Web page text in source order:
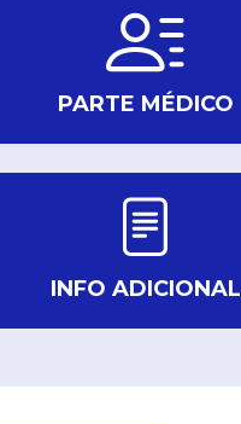
PARTE MÉDICO
INFO ADICIONAL